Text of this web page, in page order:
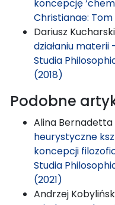
koncepcję
Christianae: Tom
Dariusz
działaniu
Studia
(2018)
Podobne
Alina Bernadetta
heurystyczne
koncepcji
Studia
(2021)
Andrzej